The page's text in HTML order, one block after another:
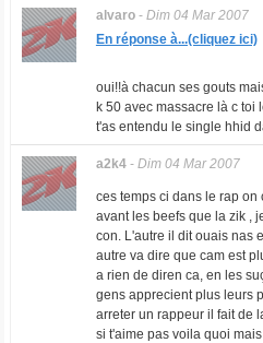
alvaro- Dim 04 Mar 2007
En réponse à...(cliquez ici)
oui!!à chacun ses gouts
k 50 avec massacre là c toi
t'as entendu le single hhid
a2k4- Dim 04 Mar 2007
ces temps ci dans le rap on
avant les beefs que la zik ,
con. L'autre il dit ouais nas
autre va dire que cam est
a rien de diren ca, en les
gens apprecient plus leurs
arreter un rappeur il fait de
si t'aime pas voila quoi